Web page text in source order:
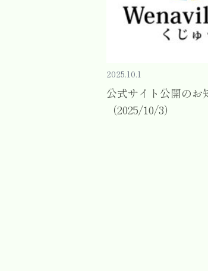
2025.10.1
公式サイト公開のお
（2025/10/3）